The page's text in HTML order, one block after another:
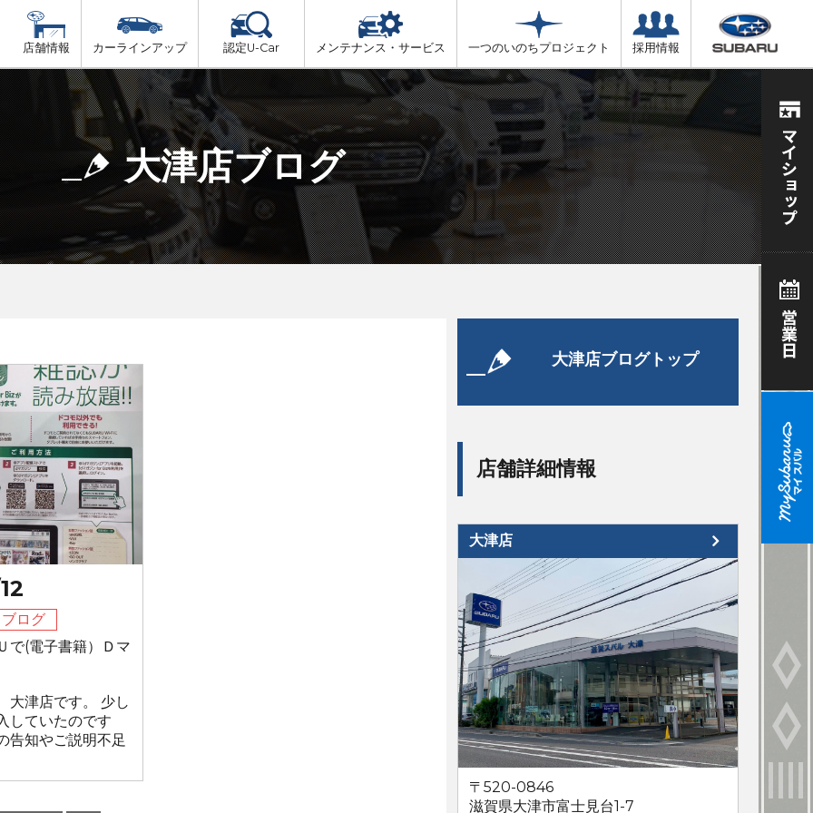
店舗情報
覧 大津市内
湖東地域
東近江地域
カーラインアップ 認定U-Car メンテナンス・サービス
ス 車検（法定24か月点検）
法定 12ヶ月 点検
6ヶ月ごとの セーフティ チェック
車検 3ヶ月前 無料診断
一つのいのちプロジェクト 採用情報
大津店ブログ
ログ
で(電子書籍）Ｄマ
大津店です。 少し
していたのです
告知やご説明不足
大津店ブログトップ
店舗詳細情報
大津店
〒520-0846
滋賀県大津市富士見台1-7